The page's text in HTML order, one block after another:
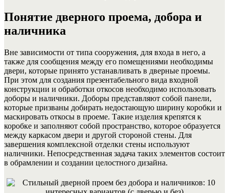
Понятие дверного проема, добора и
наличника
Вне зависимости от типа сооружения, для входа в него, а
также для сообщения между его помещениями необходимы
двери, которые принято устанавливать в дверные проемы.
При этом для создания презентабельного вида входной
конструкции и обработки откосов необходимо использовать
доборы и наличники. Доборы представляют собой панели,
которые призваны добирать недостающую ширину коробки и
маскировать откосы в проеме. Такие изделия крепятся к
коробке и заполняют собой пространство, которое образуется
между каркасом двери и другой стороной стены. Для
завершения комплексной отделки стены используют
наличники. Непосредственная задача таких элементов состоит
в обрамлении и создании целостного дизайна.